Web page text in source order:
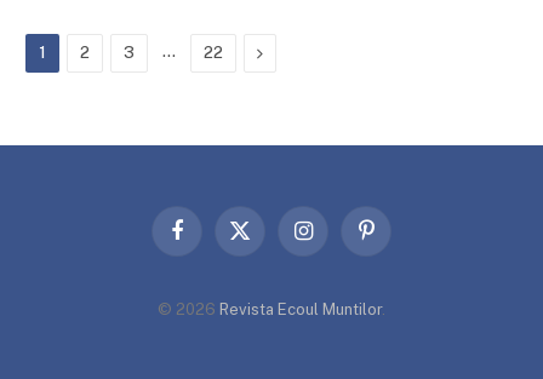
1 2 3 … 22 Next
Facebook
X
InstagramPinterest
© 2026 Revista Ecoul Muntilor.